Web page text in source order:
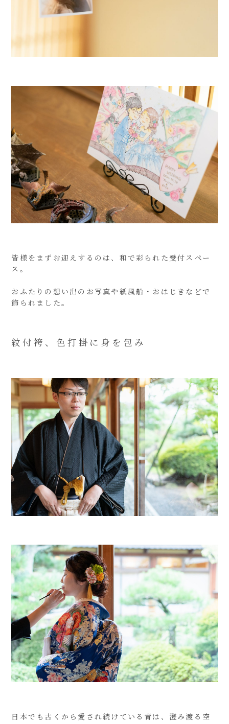
皆様をまずお迎えするのは、和で彩られた受付スペー
ス。
おふたりの想い出のお写真や紙風船・おはじきなどで
飾られました。
紋付袴、色打掛に身を包み
日本でも古くから愛され続けている青は、澄み渡る空